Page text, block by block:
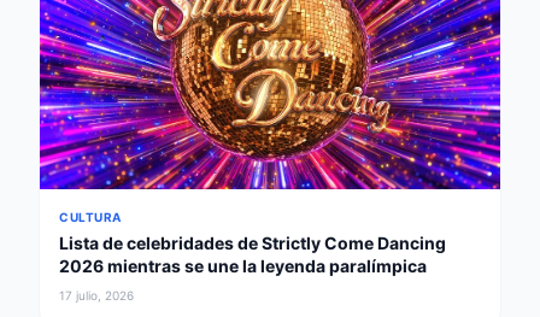
CULTURA
Lista de celebridades de Strictly Come Dancing
2026 mientras se une la leyenda paralímpica
17 julio, 2026